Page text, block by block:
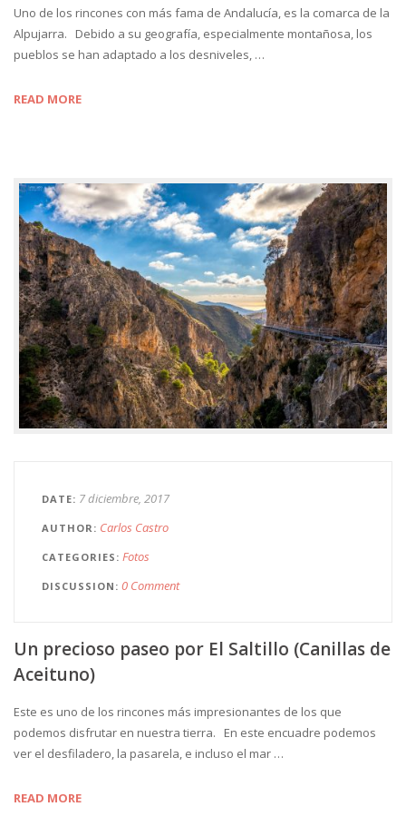
Uno de los rincones con más fama de Andalucía, es la comarca de la
Alpujarra. Debido a su geografía, especialmente montañosa, los
pueblos se han adaptado a los desniveles, …
READ MORE
DATE 7 diciembre, 2017
AUTHOR Carlos Castro
CATEGORIES Fotos
DISCUSSION 0 Comment
Un precioso paseo por El Saltillo (Canillas de
Aceituno)
Este es uno de los rincones más impresionantes de los que
podemos disfrutar en nuestra tierra. En este encuadre podemos
ver el desfiladero, la pasarela, e incluso el mar …
READ MORE